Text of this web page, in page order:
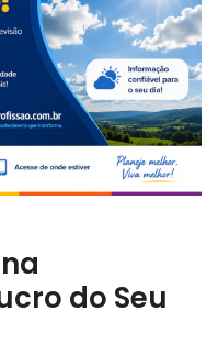
do Seu